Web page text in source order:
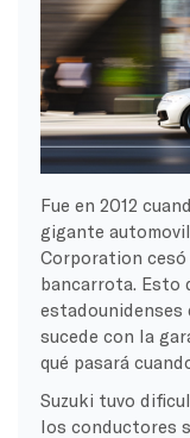
Fue en 2012
gigante
Corporation cesó
bancarrota. Esto
estadounidenses
sucede con la
qué pasará
Suzuki tuvo
los conductores